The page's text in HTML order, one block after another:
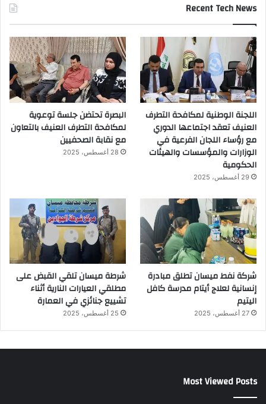
Recent Tech News
اللجنة الوطنية لمكافحة التطرف
العنيف تعقد اجتماعها الدوري
مع رؤساء اللجان الفرعية في
الوزارات والمؤسسات والهيئات
الحكومية
29 أغسطس، 2025
البصرة تحتضن جلسة توعوية
لمكافحة التطرف العنيف بالتعاون
مع نقابة الصحفيين
28 أغسطس، 2025
شركة نفط ميسان تطلق مبادرة
إنسانية لعلاج أيتام مدرسة كافل
اليتيم
27 أغسطس، 2025
شرطة ميسان تلقي القبض على
مطلقي العيارات النارية أثناء
تشييع جنائزي في العمارة
25 أغسطس، 2025
Most Viewed Posts